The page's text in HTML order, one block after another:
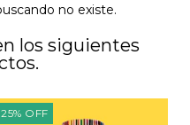
no existe.
los siguientes
25% OFF